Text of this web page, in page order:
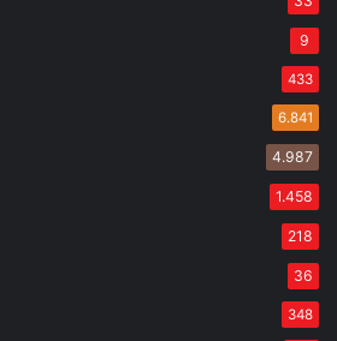
9
433
6.841
4.987
1.458
218
36
348